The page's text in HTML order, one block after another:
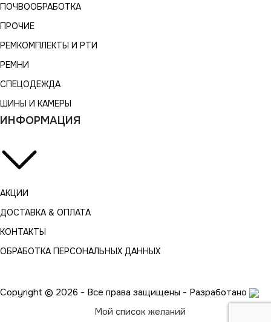
ПОЧВООБРАБОТКА
ПРОЧИЕ
РЕМКОМПЛЕКТЫ И РТИ
РЕМНИ
СПЕЦОДЕЖДА
ШИНЫ И КАМЕРЫ
ИНФОРМАЦИЯ
АКЦИИ
ДОСТАВКА & ОПЛАТА
КОНТАКТЫ
ОБРАБОТКА ПЕРСОНАЛЬНЫХ ДАННЫХ
Copyright © 2026 - Все права защищены - Разработано
Мой список желаний